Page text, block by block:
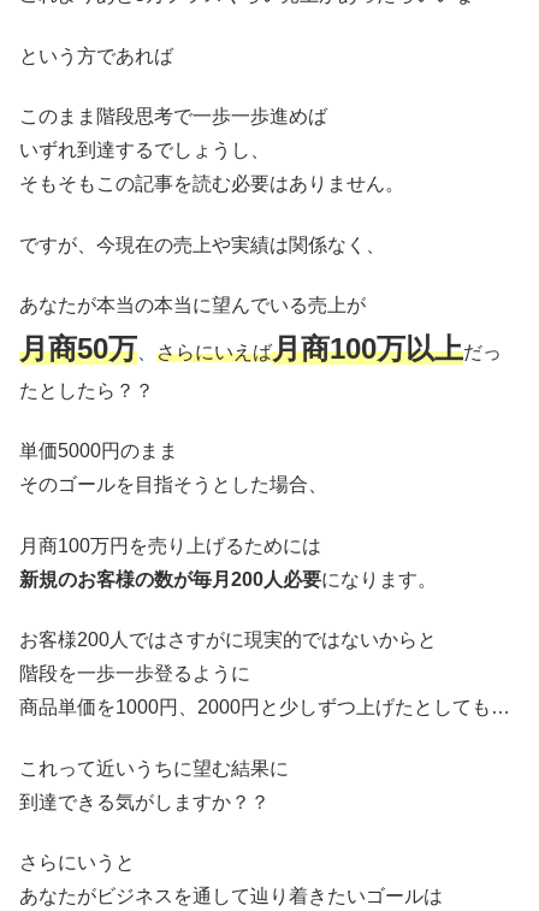
という方であれば
このまま階段思考で一歩一歩進めば
いずれ到達するでしょうし、
そもそもこの記事を読む必要はありません。
ですが、今現在の売上や実績は関係なく、
あなたが本当の本当に望んでいる売上が
月商50万 さらにいえば月商100万以上だっ
たとしたら？？
単価5000円のまま
そのゴールを目指そうとした場合、
月商100万円を売り上げるためには
新規のお客様の数が毎月200人必要になります。
お客様200人ではさすがに現実的ではないからと
階段を一歩一歩登るように
商品単価を1000円、2000円と少しずつ上げたとしても…
これって近いうちに望む結果に
到達できる気がしますか？？
さらにいうと
あなたがビジネスを通して辿り着きたいゴールは